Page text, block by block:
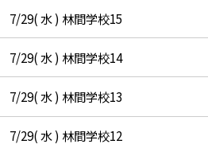
7/29( 水 ) 林間学校15
7/29( 水 ) 林間学校14
7/29( 水 ) 林間学校13
7/29( 水 ) 林間学校12